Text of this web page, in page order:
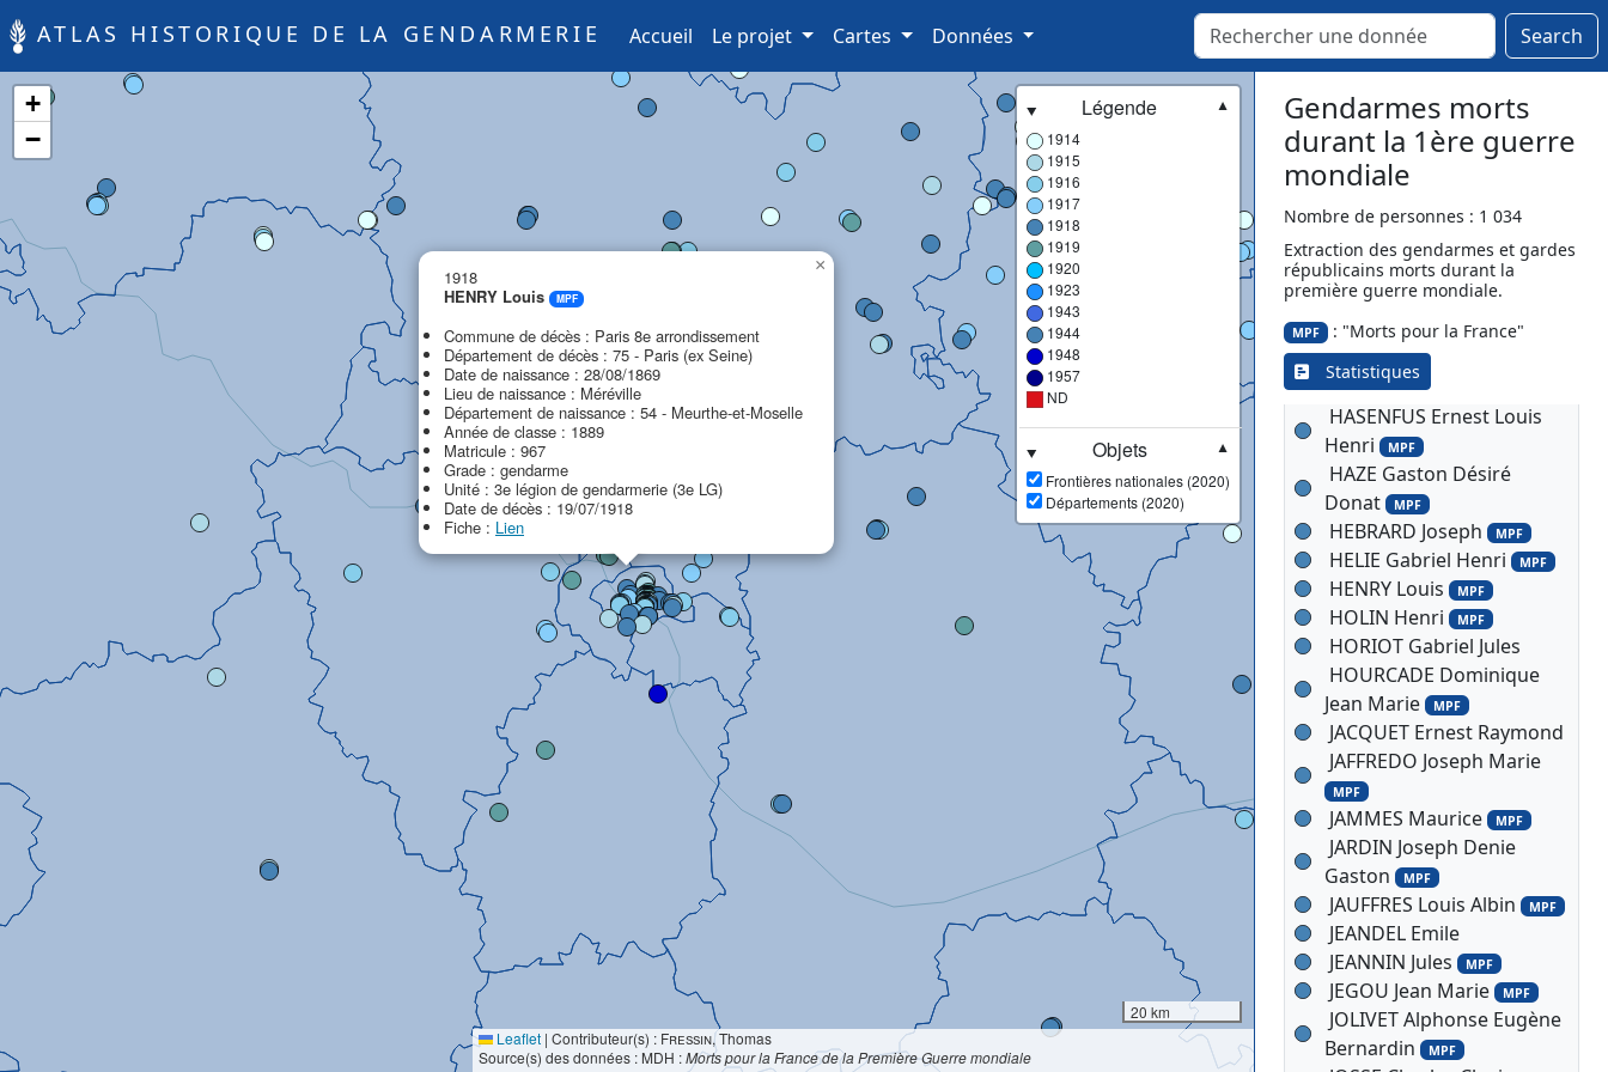
ATLAS HISTORIQUE DE LA GENDARMERIE Accueil (current)
Le projet Cartes Données Search
1918
HENRY Louis
MPF
Commune de décès : Paris 8e arrondissement
Département de décès : 75 - Paris (ex Seine)
Date de naissance : 28/08/1869
Lieu de naissance : Méréville
Département de naissance : 54 - Meurthe-et-Moselle
Année de classe : 1889
Matricule : 967
Grade : gendarme
Unité : 3e légion de gendarmerie (3e LG)
Date de décès : 19/07/1918
Fiche : Lien
×
+
−
Légende
▼
1914
1915
1916
1917
1918
1919
1920
1923
1943
1944
1948
1957
ND
Objets
▼
Frontières nationales (2020)
Départements (2020)
20 km
Leaflet | Contributeur(s) : Fressin, Thomas
Source(s) des données : MDH :Morts pour la France de la Première Guerre mondiale
Gendarmes morts
durant la 1ère guerre
mondiale
Nombre de personnes : 1 034
Extraction des gendarmes et gardes
républicains morts durant la
première guerre mondiale.
MPF : "Morts pour la France"
Statistiques
GUILLOIR Jules Alphonse
Pierre
MPF
GUILLOT Félix Joseph
Eugène MPF
GUILLOTON Jean Baptiste
GUIRAUD Joseph Marius
MPF
GUITTON Pierre Joseph
Virgile
MPF
HANRIOT Désiré Eugène
MPF
HARROUET Eugène
François Jean Marie
HASENFUS Ernest Louis
Henri MPF
HAZE Gaston Désiré
Donat MPF
HEBRARD Joseph MPF
HELIE Gabriel Henri MPF
HENRY Louis MPF
HOLIN Henri MPF
HORIOT Gabriel Jules
HOURCADE Dominique
Jean Marie MPF
JACQUET Ernest Raymond
JAFFREDO Joseph Marie
MPF
JAMMES Maurice MPF
JARDIN Joseph Denie
Gaston MPF
JAUFFRES Louis Albin MPF
JEANDEL Emile
JEANNIN Jules MPF
JEGOU Jean Marie MPF
JOLIVET Alphonse Eugène
Bernardin MPF